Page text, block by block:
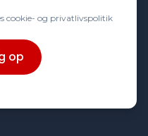
cookie- og privatlivspolitik
op